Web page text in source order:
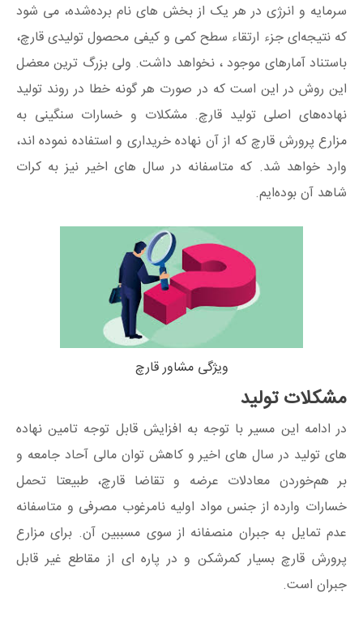
سرمایه و انرژی در هر یک از بخش های نام برده‌شده، می شود
که نتیجه‌ای جزء ارتقاء سطح کمی و کیفی محصول تولیدی قارچ،
باستناد آمارهای موجود ، نخواهد داشت. ولی بزرگ ترین معضل
این روش در این است که در صورت هر گونه خطا در روند تولید
نهاده‌های اصلی تولید قارچ. مشکلات و خسارات سنگینی به
مزارع پرورش قارچ که از آن نهاده خریداری و استفاده نموده اند،
وارد خواهد شد. که متاسفانه در سال های اخیر نیز به کرات
شاهد آن بوده‌ایم.
ویژگی مشاور قارچ
مشکلات تولید
در ادامه این مسیر با توجه به افزایش قابل توجه تامین نهاده
های تولید در سال های اخیر و کاهش توان مالی آحاد جامعه و
بر هم‌خوردن معادلات عرضه و تقاضا قارچ، طبیعتا تحمل
خسارات وارده از جنس مواد اولیه نامرغوب مصرفی و متاسفانه
عدم تمایل به جبران منصفانه از سوی مسببین آن. برای مزارع
پرورش قارچ بسیار کمرشکن و در پاره ای از مقاطع غیر قابل
جبران است.